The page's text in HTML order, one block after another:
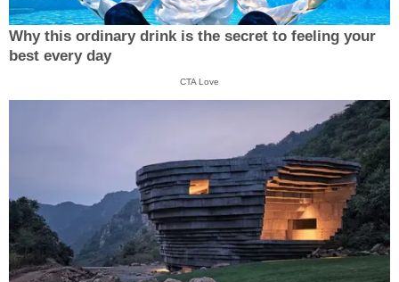
Why this ordinary drink is the secret to feeling your
best every day
CTA Love